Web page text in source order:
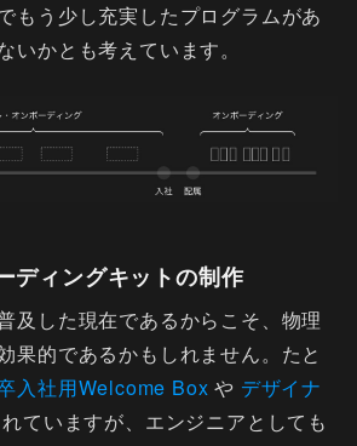
もう少し充実したプログラムがあ
いかとも考えています。
ディングキットの制作
及した現在であるからこそ、物理
果的であるかもしれません。たと
入社用Welcome Box や デザイナ
ていますが、エンジニアとしても